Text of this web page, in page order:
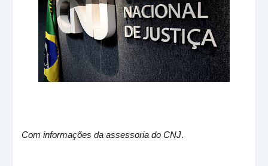
Com informações da assessoria do CNJ.